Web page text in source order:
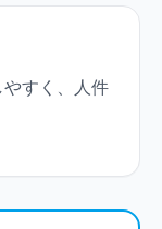
すく、人件